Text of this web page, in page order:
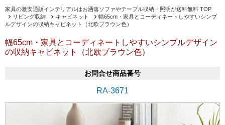
家具の激安通販インテリアルはお洒落ソファやテーブル収納・照明が送料無料 TOP
リビング収納
キャビネット
幅65cm・家具とコーディネートしやすいシンプ
ルデザインの収納キャビネット（北欧ブラウン色）
幅65cm・家具とコーディネートしやすいシンプルデザイン
の収納キャビネット（北欧ブラウン色）
お問合せ商品番号
RA-3671